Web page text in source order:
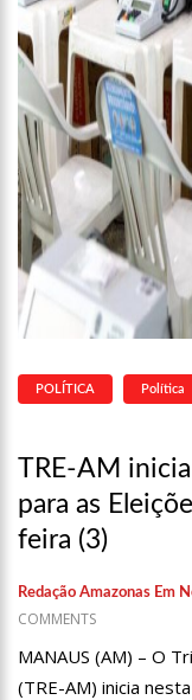
POLÍTICA Política
TRE-AM
para as
feira (3)
Redação Amazonas Em
COMMENTS
MANAUS (AM) – O
(TRE-AM) inicia